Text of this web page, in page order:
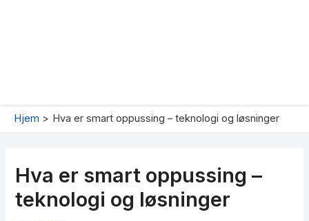
Hjem Hva er smart oppussing – teknologi og løsninger
Hva er smart oppussing –
teknologi og løsninger